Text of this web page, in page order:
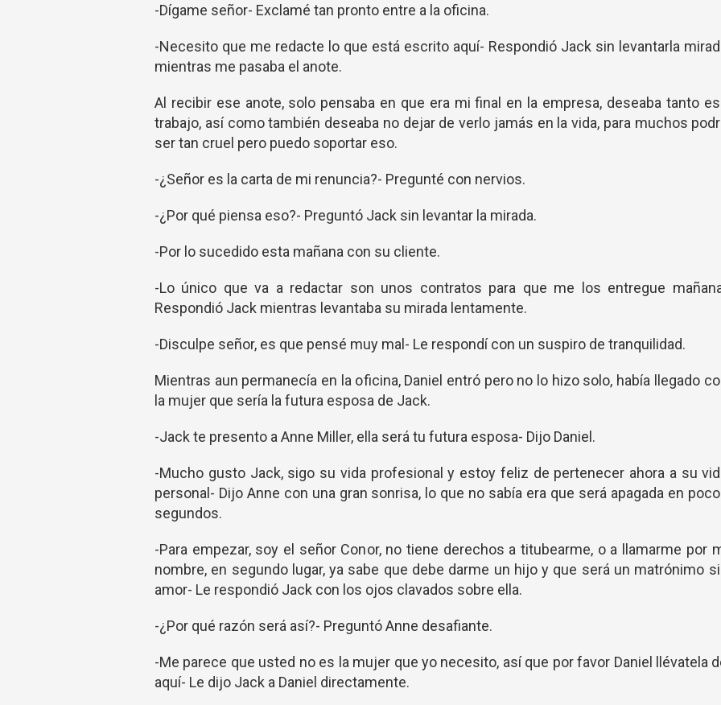
-Dígame señor- Exclamé tan pronto entre a la oficina.
-Necesito que me redacte lo que está escrito aquí- Respondió Jack sin levantarla
mientras me pasaba el anote.
Al recibir ese anote, solo pensaba en que era mi final en la empresa, deseaba tanto
trabajo, así como también deseaba no dejar de verlo jamás en la vida, para muchos
ser tan cruel pero puedo soportar eso.
-¿Señor es la carta de mi renuncia?- Pregunté con nervios.
-¿Por qué piensa eso?- Preguntó Jack sin levantar la mirada.
-Por lo sucedido esta mañana con su cliente.
-Lo único que va a redactar son unos contratos para que me los entregue
Respondió Jack mientras levantaba su mirada lentamente.
-Disculpe señor, es que pensé muy mal- Le respondí con un suspiro de tranquilidad.
Mientras aun permanecía en la oficina, Daniel entró pero no lo hizo solo, había llegado
la mujer que sería la futura esposa de Jack.
-Jack te presento a Anne Miller, ella será tu futura esposa- Dijo Daniel.
-Mucho gusto Jack, sigo su vida profesional y estoy feliz de pertenecer ahora a su
personal- Dijo Anne con una gran sonrisa, lo que no sabía era que será apagada en
segundos.
-Para empezar, soy el señor Conor, no tiene derechos a titubearme, o a llamarme por
nombre, en segundo lugar, ya sabe que debe darme un hijo y que será un matrónimo
amor- Le respondió Jack con los ojos clavados sobre ella.
-¿Por qué razón será así?- Preguntó Anne desafiante.
-Me parece que usted no es la mujer que yo necesito, así que por favor Daniel llévatela
aquí- Le dijo Jack a Daniel directamente.